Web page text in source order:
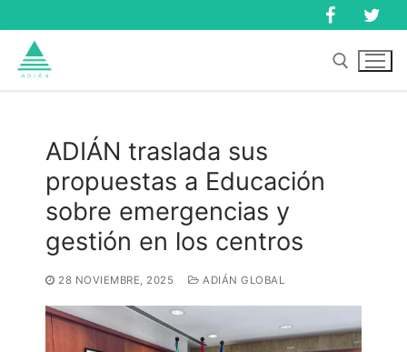
al
contenido
Buscar:
ADIÁN traslada sus
propuestas a Educación
sobre emergencias y
gestión en los centros
28 NOVIEMBRE, 2025 ADIÁN GLOBAL